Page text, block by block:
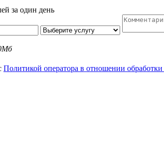
за один день
Политикой оператора в отношении